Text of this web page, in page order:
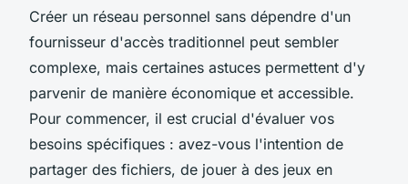
Créer un réseau personnel sans dépendre d'un
fournisseur d'accès traditionnel peut sembler
complexe, mais certaines astuces permettent d'y
parvenir de manière économique et accessible.
Pour commencer, il est crucial d'évaluer vos
besoins spécifiques : avez-vous l'intention de
partager des fichiers, de jouer à des jeux en